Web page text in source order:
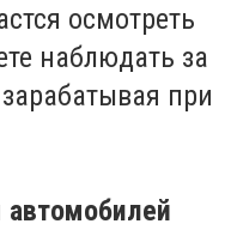
осмотреть
наблюдать за
при
автомобилей